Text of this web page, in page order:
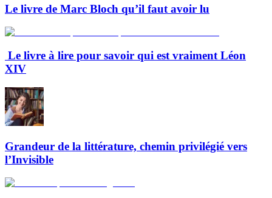
Le livre de Marc Bloch qu’il faut avoir lu
Le livre à lire pour savoir qui est vraiment Léon
XIV
Grandeur de la littérature, chemin privilégié vers
l’Invisible